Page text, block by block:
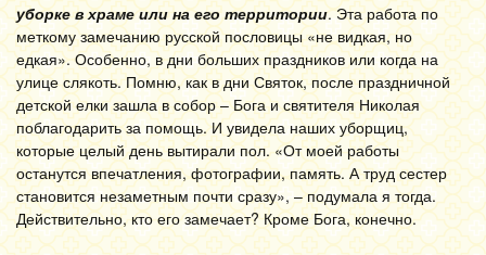
уборке в храме или на его территории. Эта работа по
меткому замечанию русской пословицы «не видкая, но
едкая». Особенно, в дни больших праздников или когда на
улице слякоть. Помню, как в дни Святок, после праздничной
детской елки зашла в собор – Бога и святителя Николая
поблагодарить за помощь. И увидела наших уборщиц,
которые целый день вытирали пол. «От моей работы
останутся впечатления, фотографии, память. А труд сестер
становится незаметным почти сразу», – подумала я тогда.
Действительно, кто его замечает? Кроме Бога, конечно.